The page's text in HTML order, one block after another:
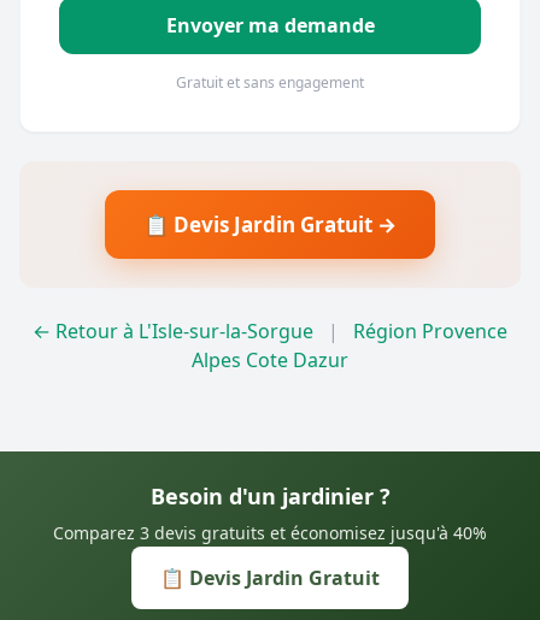
Envoyer ma demande
Gratuit et sans engagement
📋 Devis Jardin Gratuit →
← Retour à L'Isle-sur-la-Sorgue |
Région Provence
Alpes Cote Dazur
Besoin d'un jardinier ?
Comparez 3 devis gratuits et économisez jusqu'à 40%
📋 Devis Jardin Gratuit